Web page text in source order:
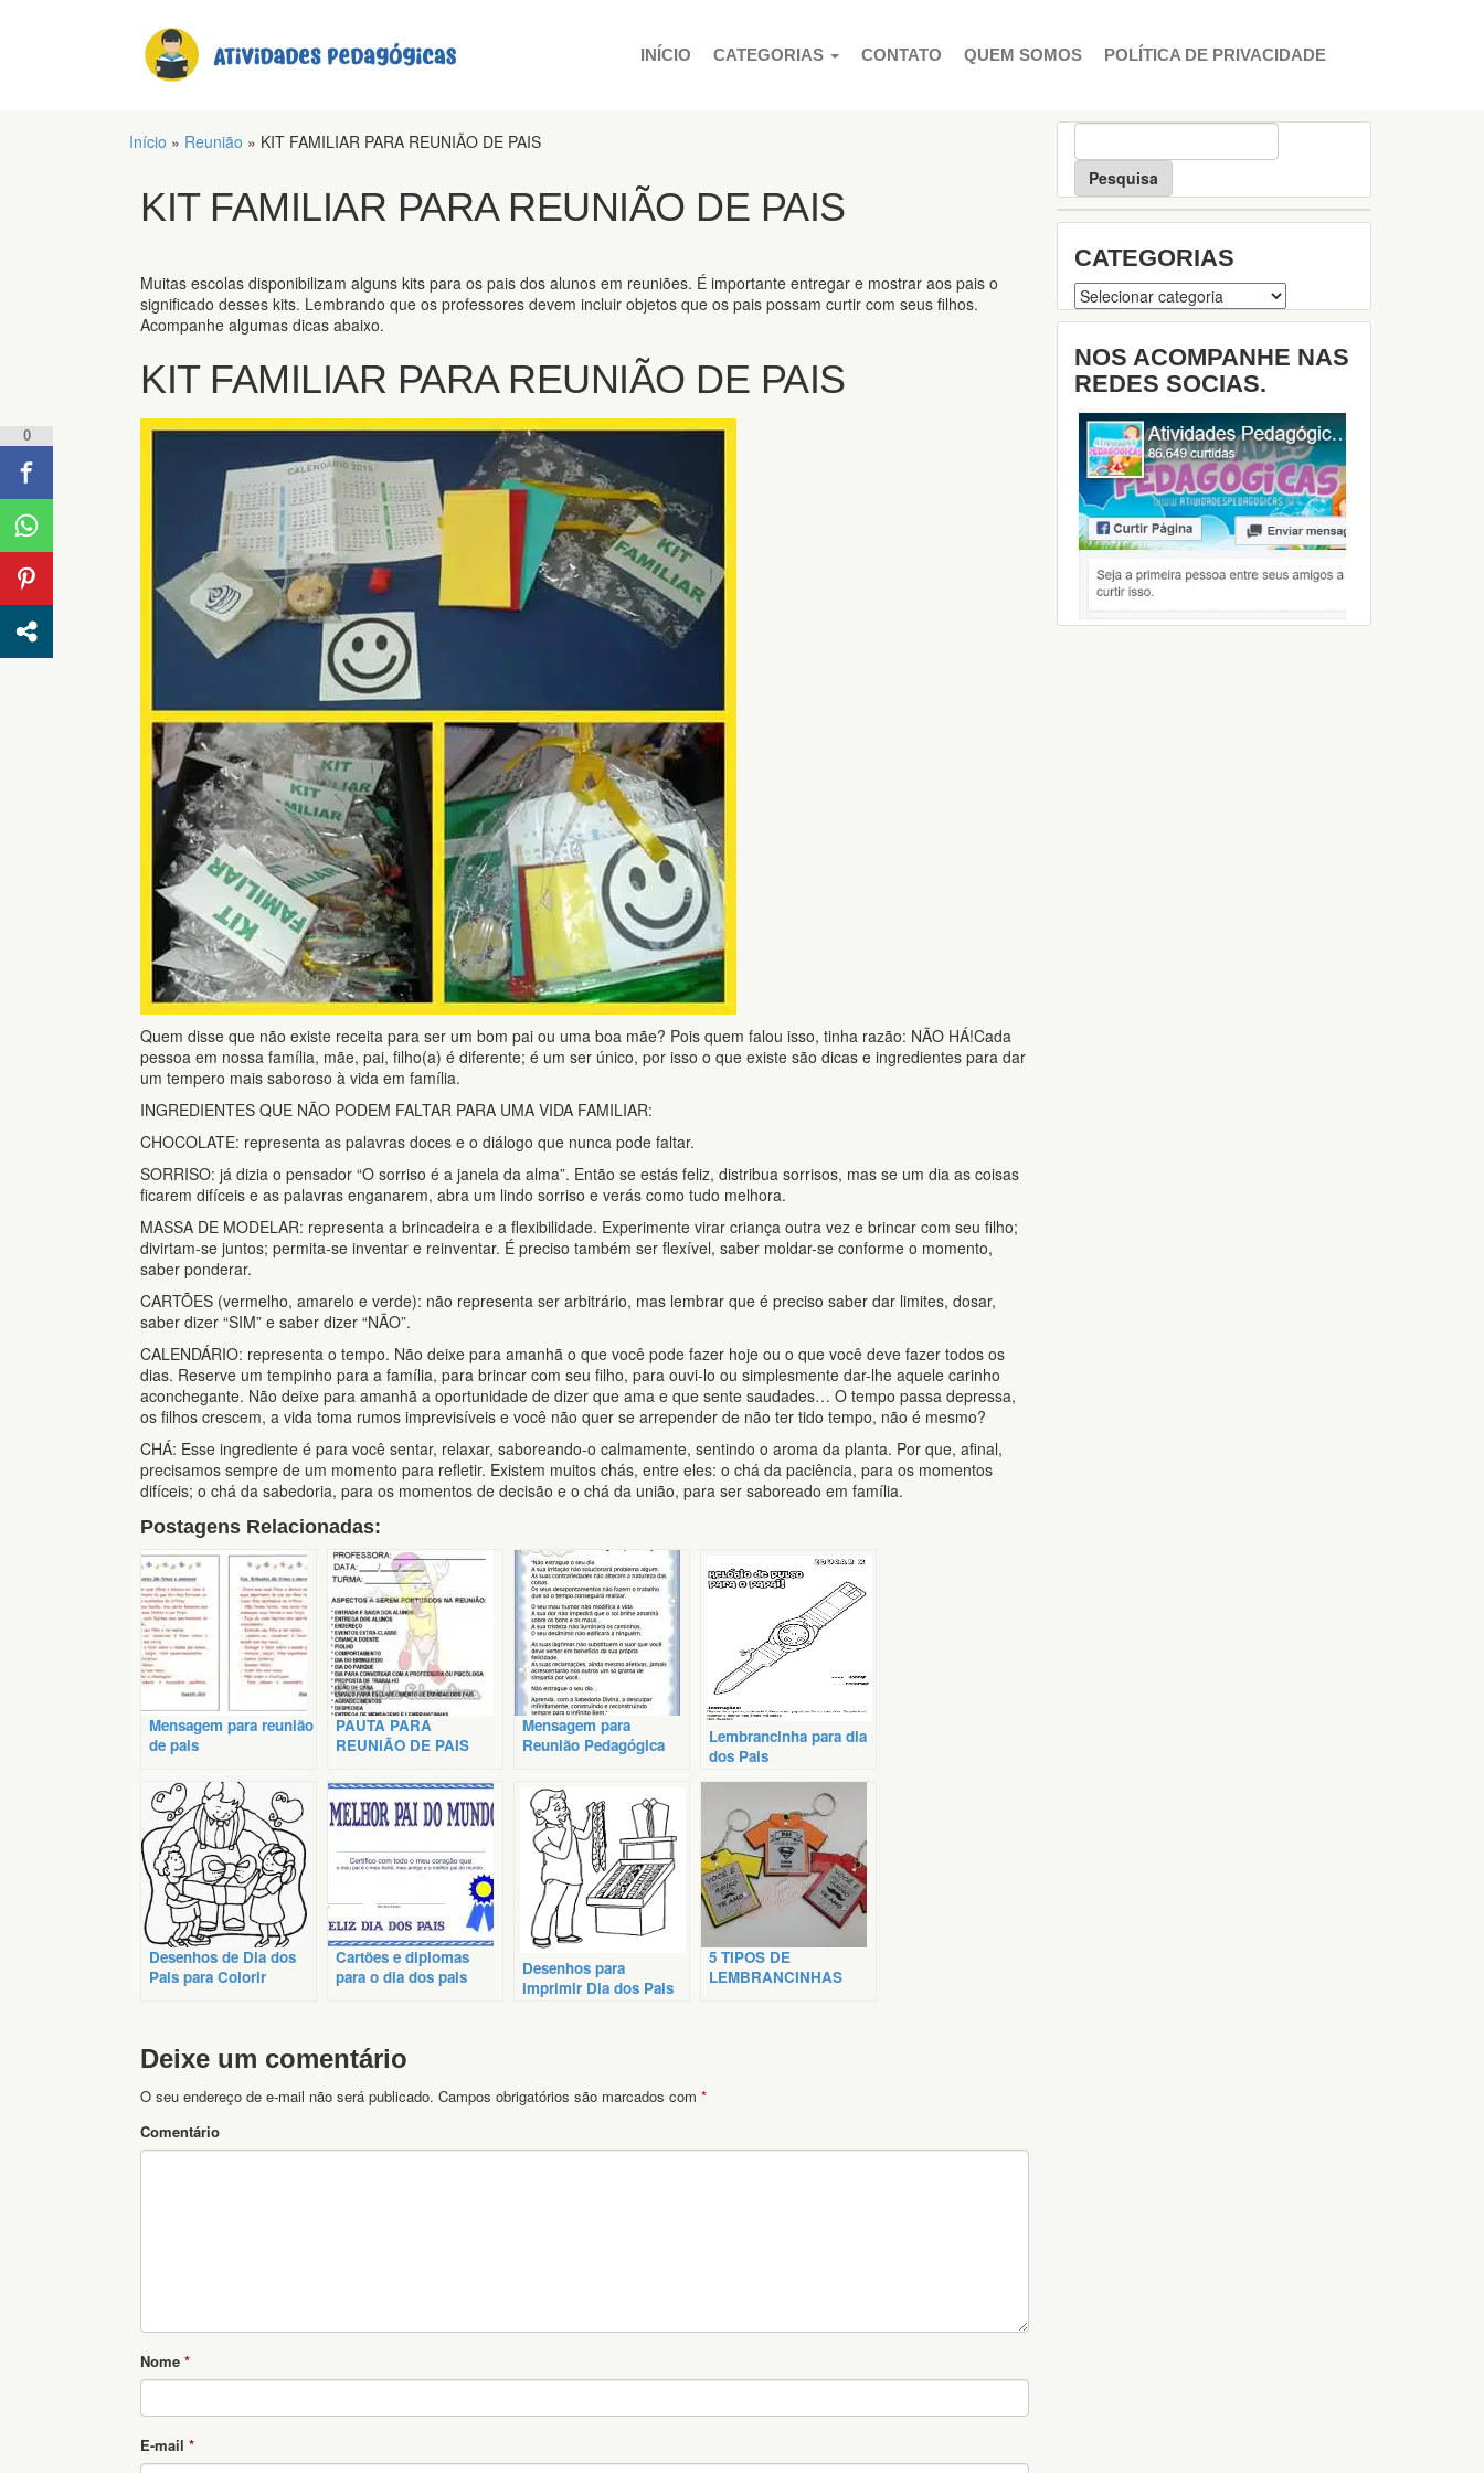
INÍCIO
CATEGORIAS CONTATO QUEM SOMOS POLÍTICA DE PRIVACIDADE
Início » Reunião » KIT FAMILIAR PARA REUNIÃO DE PAIS
KIT FAMILIAR PARA REUNIÃO DE PAIS
Muitas escolas disponibilizam alguns kits para os pais dos alunos em reuniões. É importante entregar e mostrar aos pais o
significado desses kits. Lembrando que os professores devem incluir objetos que os pais possam curtir com seus filhos.
Acompanhe algumas dicas abaixo.
KIT FAMILIAR PARA REUNIÃO DE PAIS
Quem disse que não existe receita para ser um bom pai ou uma boa mãe? Pois quem falou isso, tinha razão: NÃO HÁ!Cada
pessoa em nossa família, mãe, pai, filho(a) é diferente; é um ser único, por isso o que existe são dicas e ingredientes para dar
um tempero mais saboroso à vida em família.
INGREDIENTES QUE NÃO PODEM FALTAR PARA UMA VIDA FAMILIAR:
CHOCOLATE: representa as palavras doces e o diálogo que nunca pode faltar.
SORRISO: já dizia o pensador “O sorriso é a janela da alma”. Então se estás feliz, distribua sorrisos, mas se um dia as coisas
ficarem difíceis e as palavras enganarem, abra um lindo sorriso e verás como tudo melhora.
MASSA DE MODELAR: representa a brincadeira e a flexibilidade. Experimente virar criança outra vez e brincar com seu filho;
divirtam-se juntos; permita-se inventar e reinventar. É preciso também ser flexível, saber moldar-se conforme o momento,
saber ponderar.
CARTÕES (vermelho, amarelo e verde): não representa ser arbitrário, mas lembrar que é preciso saber dar limites, dosar,
saber dizer “SIM” e saber dizer “NÃO”.
CALENDÁRIO: representa o tempo. Não deixe para amanhã o que você pode fazer hoje ou o que você deve fazer todos os
dias. Reserve um tempinho para a família, para brincar com seu filho, para ouvi-lo ou simplesmente dar-lhe aquele carinho
aconchegante. Não deixe para amanhã a oportunidade de dizer que ama e que sente saudades… O tempo passa depressa,
os filhos crescem, a vida toma rumos imprevisíveis e você não quer se arrepender de não ter tido tempo, não é mesmo?
CHÁ: Esse ingrediente é para você sentar, relaxar, saboreando-o calmamente, sentindo o aroma da planta. Por que, afinal,
precisamos sempre de um momento para refletir. Existem muitos chás, entre eles: o chá da paciência, para os momentos
difíceis; o chá da sabedoria, para os momentos de decisão e o chá da união, para ser saboreado em família.
Postagens Relacionadas:
Mensagem para reunião
de pais
PAUTA PARA
REUNIÃO DE PAIS
Mensagem para
Reunião Pedagógica
Lembrancinha para dia
dos Pais
Desenhos de Dia dos
Pais para Colorir
Cartões e diplomas
para o dia dos pais
Desenhos para
imprimir Dia dos Pais
5 TIPOS DE
LEMBRANCINHAS
Deixe um comentário
O seu endereço de e-mail não será publicado. Campos obrigatórios são marcados com *
Comentário
Nome *
E-mail *
P
e
q
u
s
a
CATEGORIAS
Categorias
NOS ACOMPANHE NAS
REDES SOCIAS.
0